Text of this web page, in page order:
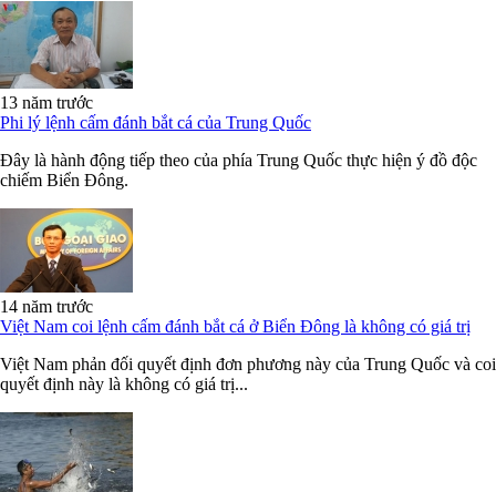
13 năm trước
Phi lý lệnh cấm đánh bắt cá của Trung Quốc
Đây là hành động tiếp theo của phía Trung Quốc thực hiện ý đồ độc
chiếm Biển Đông.
14 năm trước
Việt Nam coi lệnh cấm đánh bắt cá ở Biển Đông là không có giá trị
Việt Nam phản đối quyết định đơn phương này của Trung Quốc và coi
quyết định này là không có giá trị...